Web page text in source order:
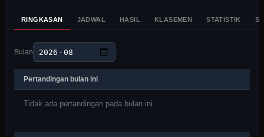
RINGKASAN JADWAL HASIL KLASEMEN STATISTIK
Bulan
Pertandingan bulan ini
Tidak ada pertandingan pada bulan ini.